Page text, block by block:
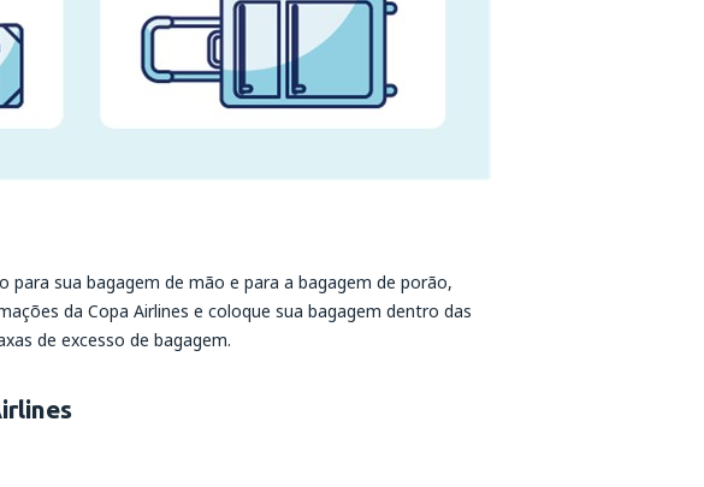
para sua bagagem de mão e para a bagagem de porão,
da Copa Airlines e coloque sua bagagem dentro das
de excesso de bagagem.